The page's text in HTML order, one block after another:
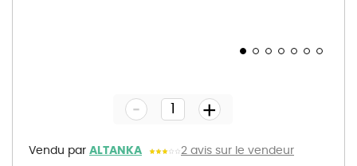
gallery
Vendu par ALTANKA 2 avis sur le vendeur
- +